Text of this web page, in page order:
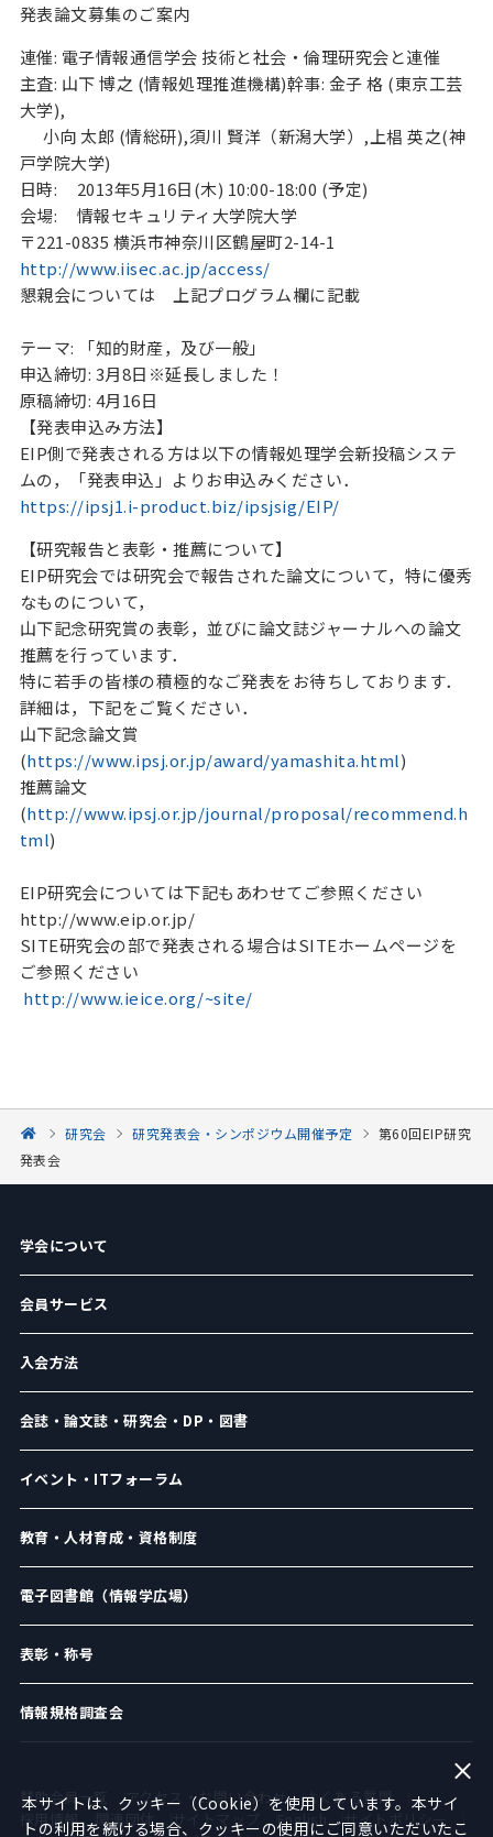
発表論文募集のご案内
連催: 電子情報通信学会 技術と社会・倫理研究会と連催
主査: 山下 博之 (情報処理推進機構)幹事: 金子 格 (東京工芸
大学),
小向 太郎 (情総研),須川 賢洋（新潟大学）,上椙 英之(神
戸学院大学)
日時: 2013年5月16日(木) 10:00-18:00 (予定)
会場: 情報セキュリティ大学院大学
〒221-0835 横浜市神奈川区鶴屋町2-14-1
http://www.iisec.ac.jp/access/
懇親会については 上記プログラム欄に記載
テーマ: 「知的財産，及び一般」
申込締切: 3月8日※延長しました！
原稿締切: 4月16日
【発表申込み方法】
EIP側で発表される方は以下の情報処理学会新投稿システ
ムの，「発表申込」よりお申込みください．
https://ipsj1.i-product.biz/ipsjsig/EIP/
【研究報告と表彰・推薦について】
EIP研究会では研究会で報告された論文について，特に優秀
なものについて，
山下記念研究賞の表彰，並びに論文誌ジャーナルへの論文
推薦を行っています．
特に若手の皆様の積極的なご発表をお待ちしております．
詳細は，下記をご覧ください．
山下記念論文賞
(https://www.ipsj.or.jp/award/yamashita.html)
推薦論文
(http://www.ipsj.or.jp/journal/proposal/recommend.h
tml)
EIP研究会については下記もあわせてご参照ください
http://www.eip.or.jp/
SITE研究会の部で発表される場合はSITEホームページを
ご参照ください
http://www.ieice.org/~site/
研究会 研究発表会・シンポジウム開催予定
第60回EIP研究
発表会
学会について
会員サービス
入会方法
会誌・論文誌・研究会・DP・図書
イベント・ITフォーラム
教育・人材育成・資格制度
電子図書館（情報学広場）
表彰・称号
情報規格調査会
賛助会員一覧 アクセス・お問い合わせ
よくある質問
採用情報
関連団体 サイトマップ English
サイトポリシー
本サイトは、クッキー（Cookie）を使用しています。本サイ
トの利用を続ける場合、クッキーの使用にご同意いただいたこ